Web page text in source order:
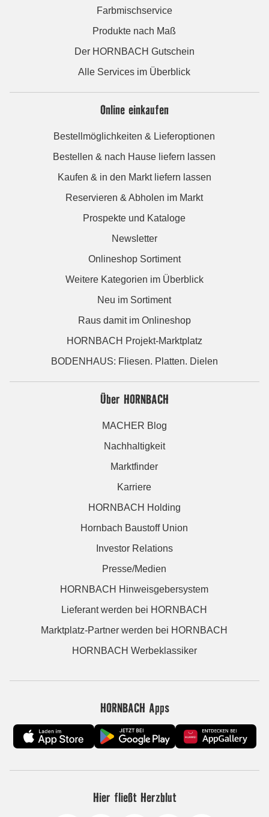
Farbmischservice
Produkte nach Maß
Der HORNBACH Gutschein
Alle Services im Überblick
Online einkaufen
Bestellmöglichkeiten & Lieferoptionen
Bestellen & nach Hause liefern lassen
Kaufen & in den Markt liefern lassen
Reservieren & Abholen im Markt
Prospekte und Kataloge
Newsletter
Onlineshop Sortiment
Weitere Kategorien im Überblick
Neu im Sortiment
Raus damit im Onlineshop
HORNBACH Projekt-Marktplatz
BODENHAUS: Fliesen. Platten. Dielen
Über HORNBACH
MACHER Blog
Nachhaltigkeit
Marktfinder
Karriere
HORNBACH Holding
Hornbach Baustoff Union
Investor Relations
Presse/Medien
HORNBACH Hinweisgebersystem
Lieferant werden bei HORNBACH
Marktplatz-Partner werden bei HORNBACH
HORNBACH Werbeklassiker
HORNBACH Apps
Hier fließt Herzblut